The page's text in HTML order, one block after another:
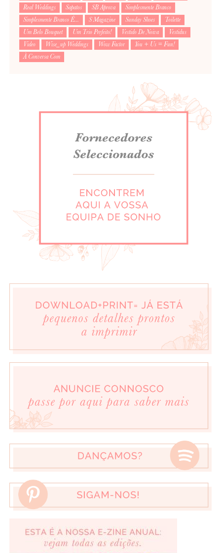
Real Weddings
Sapatos SB Aprova
Simplesmente Branco
Simplesmente Branco É...
S Magazine Sunday Shoes
Toilette
Um Belo Bouquet
Um Trio Perfeito! Vestido De Noiva
Vestidus
Video
Wise_up Weddings Wow Factor
You + Us = Fun!
À Conversa Com